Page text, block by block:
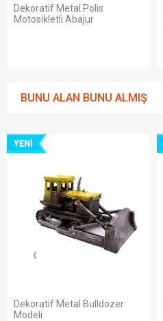
Dekoratif Metal Polis
Motosikletli Abajur
BUNU ALAN BUNU ALMIŞ
YENI
Dekoratif Metal Bulldozer
Modeli